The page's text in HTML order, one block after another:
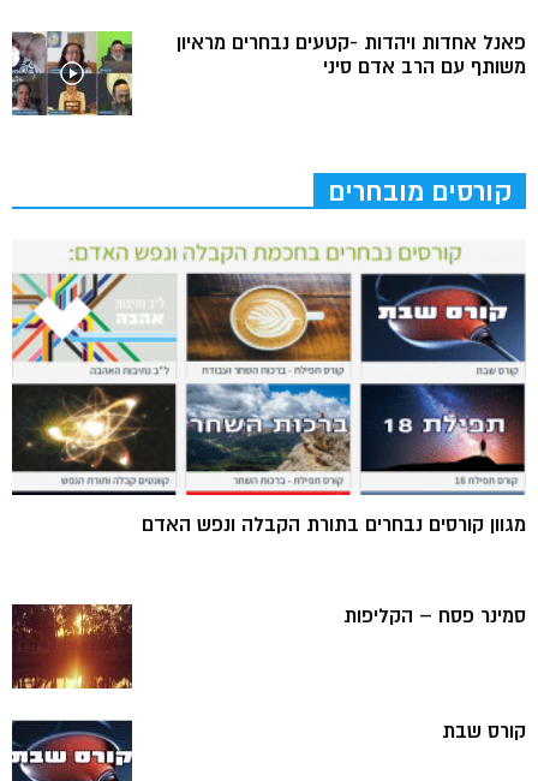
פאנל אחדות ויהדות -קטעים נבחרים מראיון
משותף עם הרב אדם סיני
קורסים מובחרים
מגוון קורסים נבחרים בתורת הקבלה ונפש האדם
סמינר פסח – הקליפות
קורס שבת